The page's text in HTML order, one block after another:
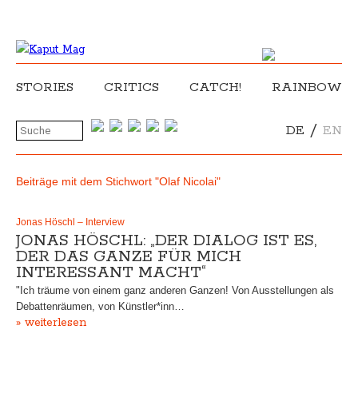
STORIES CRITICS CATCH! RAINBOW
DE / EN
Beiträge mit dem Stichwort "Olaf Nicolai"
Jonas Höschl – Interview
JONAS HÖSCHL: „DER DIALOG IST ES,
DER DAS GANZE FÜR MICH
INTERESSANT MACHT“
"Ich träume von einem ganz anderen Ganzen! Von Ausstellungen als
Debattenräumen, von Künstler*inn…
» weiterlesen